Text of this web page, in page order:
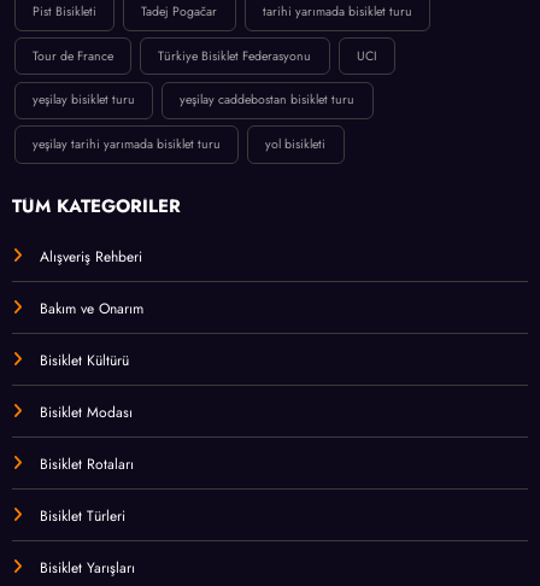
Pist Bisikleti Tadej Pogačar tarihi yarımada bisiklet turu
Tour de France Türkiye Bisiklet Federasyonu UCI
yeşilay bisiklet turu yeşilay caddebostan bisiklet turu
yeşilay tarihi yarımada bisiklet turu yol bisikleti
TÜM KATEGORİLER
Alışveriş Rehberi
Bakım ve Onarım
Bisiklet Kültürü
Bisiklet Modası
Bisiklet Rotaları
Bisiklet Türleri
Bisiklet Yarışları